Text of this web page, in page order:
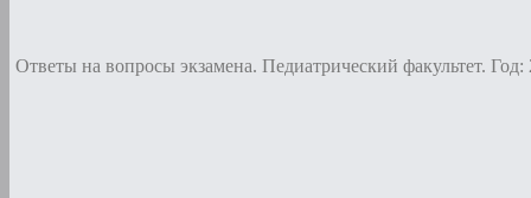
Ответы на вопросы экзамена. Педиатрический факультет. Год: